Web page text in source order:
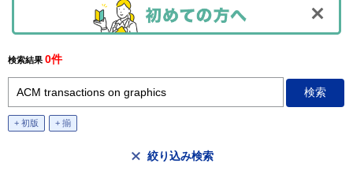
検索結果 0件
+ 初版 + 揃
絞り込み検索